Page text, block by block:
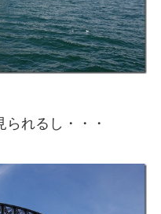
れるし・・・